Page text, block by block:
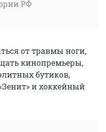
РФ
от травмы ноги,
кинопремьеры,
бутиков,
и хоккейный